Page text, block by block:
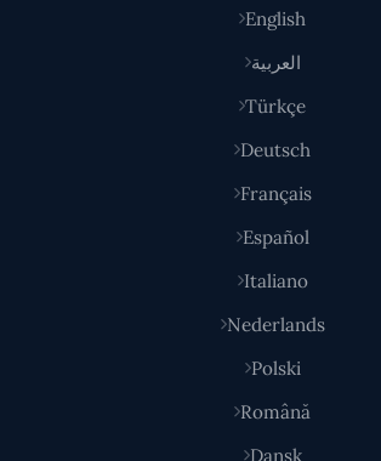
English
العربية
Türkçe
Deutsch
Français
Español
Italiano
Nederlands
Polski
Română
Dansk